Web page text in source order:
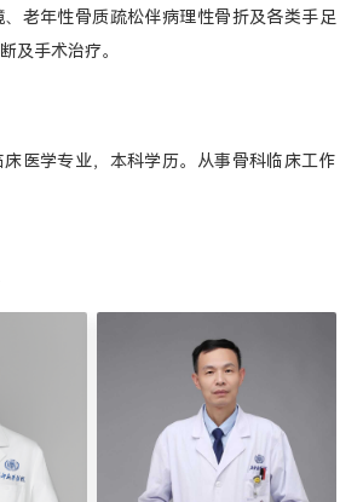
老年性骨质疏松伴病理性骨折及各类手足
断及手术治疗。
医学专业，本科学历。从事骨科临床工作